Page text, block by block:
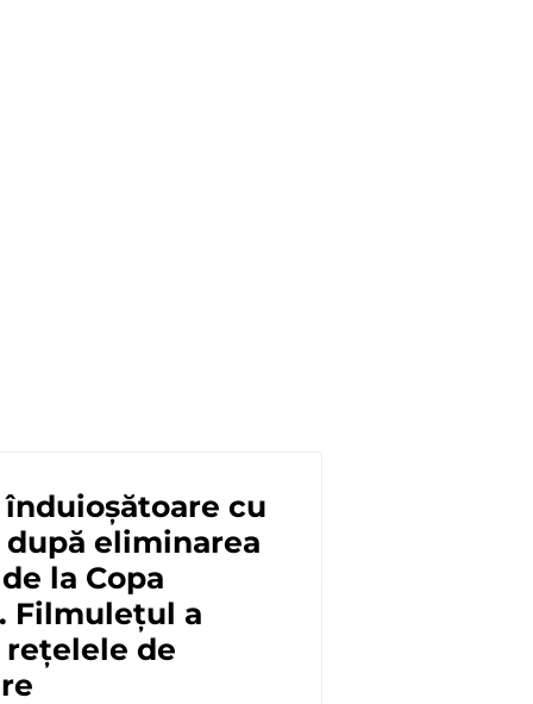
înduioșătoare cu
după eliminarea
la Copa
Filmulețul a
rețelele de